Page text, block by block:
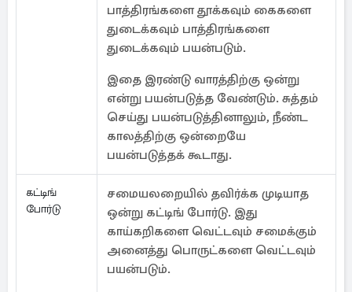
பாத்திரங்களை தூக்கவும் கைகளை
துடைக்கவும் பாத்திரங்களை
துடைக்கவும் பயன்படும்.
இதை இரண்டு வாரத்திற்கு ஒன்று
என்று பயன்படுத்த வேண்டும். சுத்தம்
செய்து பயன்படுத்தினாலும், நீண்ட
காலத்திற்கு ஒன்றையே
பயன்படுத்தக் கூடாது.
கட்டிங்
போர்டு
சமையலறையில் தவிர்க்க முடியாத
ஒன்று கட்டிங் போர்டு. இது
காய்கறிகளை வெட்டவும் சமைக்கும்
அனைத்து பொருட்களை வெட்டவும்
பயன்படும்.